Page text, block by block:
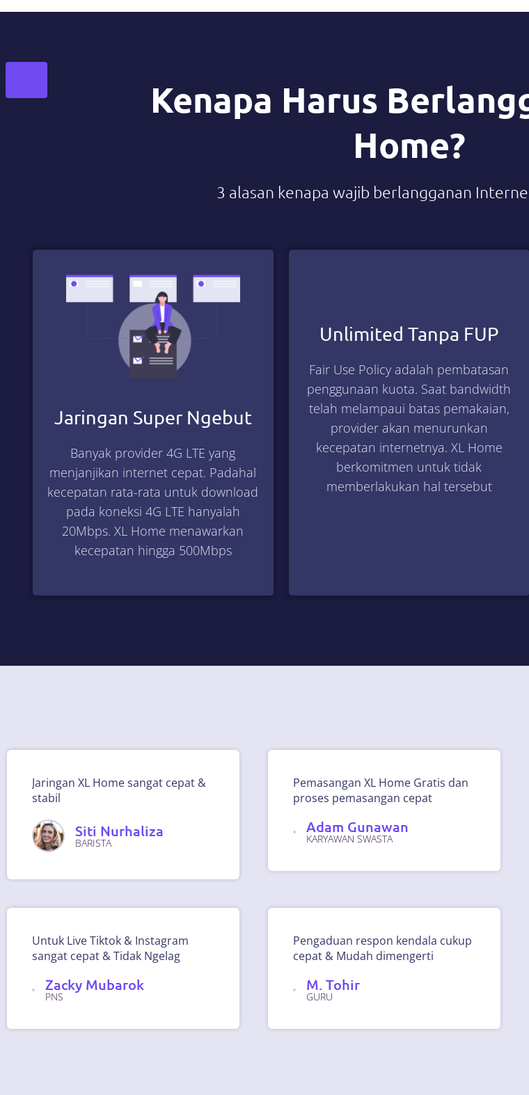
Kenapa Harus
Home?
3 alasan kenapa wajib berlangganan
Jaringan Super Ngebut
Banyak provider 4G LTE yang
menjanjikan internet cepat. Padahal
kecepatan rata-rata untuk download
pada koneksi 4G LTE hanyalah
20Mbps. XL Home menawarkan
kecepatan hingga 500Mbps
Unlimited Tanpa FUP
Fair Use Policy adalah pembatasan
penggunaan kuota. Saat bandwidth
telah melampaui batas pemakaian,
provider akan menurunkan
kecepatan internetnya. XL Home
berkomitmen untuk tidak
memberlakukan hal tersebut
Jaringan XL Home sangat cepat &
stabil
Siti Nurhaliza
BARISTA
Pemasangan XL Home Gratis dan
proses pemasangan cepat
Adam Gunawan
KARYAWAN SWASTA
Untuk Live Tiktok & Instagram
sangat cepat & Tidak Ngelag
Zacky Mubarok
PNS
Pengaduan respon kendala cukup
cepat & Mudah dimengerti
M. Tohir
GURU